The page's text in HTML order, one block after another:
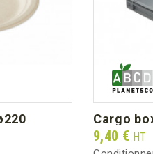
cargo
Prix
9,40 € HT